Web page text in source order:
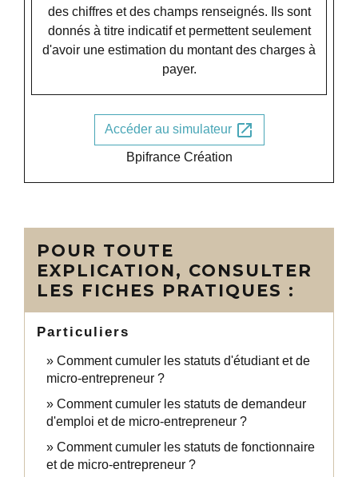
des chiffres et des champs renseignés. Ils sont
donnés à titre indicatif et permettent seulement
d'avoir une estimation du montant des charges à
payer.
Accéder au simulateur open_in_new
Bpifrance Création
POUR TOUTE
EXPLICATION, CONSULTER
LES FICHES PRATIQUES :
Particuliers
Comment cumuler les statuts d'étudiant et de
micro-entrepreneur ?
Comment cumuler les statuts de demandeur
d'emploi et de micro-entrepreneur ?
Comment cumuler les statuts de fonctionnaire
et de micro-entrepreneur ?